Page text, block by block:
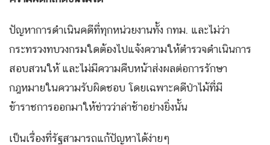
ปัญหาการดำเนินคดีที่ทุกหน่วยงานทั้ง กทม. และไม่ว่า
กระทรวงทบวงกรมใดต้องไปแจ้งความให้ตำรวจดำเนินการ
สอบสวนให้ และไม่มีความคืบหน้าส่งผลต่อการรักษา
กฎหมายในความรับผิดชอบ โดยเฉพาะคดีป่าไม้ที่มี
ข้าราชการออกมาให้ข่าวว่าล่าช้าอย่างยิ่งนั้น
เป็นเรื่องที่รัฐสามารถแก้ปัญหาได้ง่ายๆ